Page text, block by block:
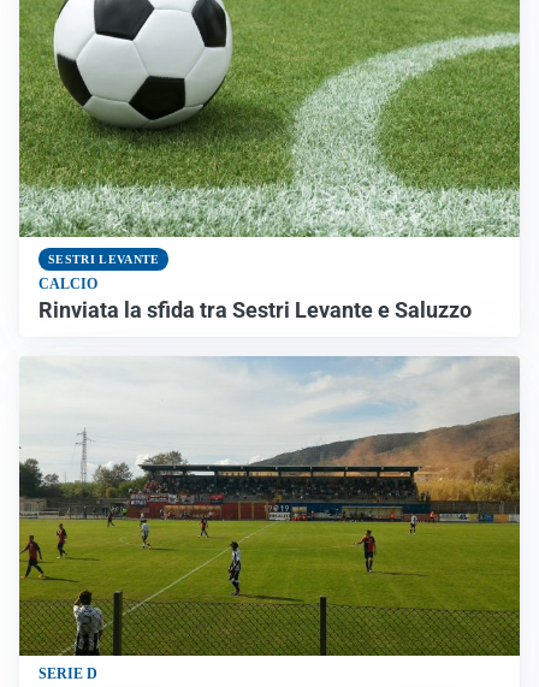
SESTRI LEVANTE
CALCIO
Rinviata la sfida tra Sestri Levante e Saluzzo
SERIE D